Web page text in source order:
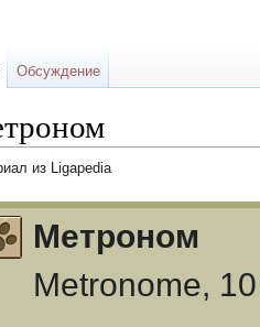
из Ligapedia
Метроном
Metronome,
Обсуждение